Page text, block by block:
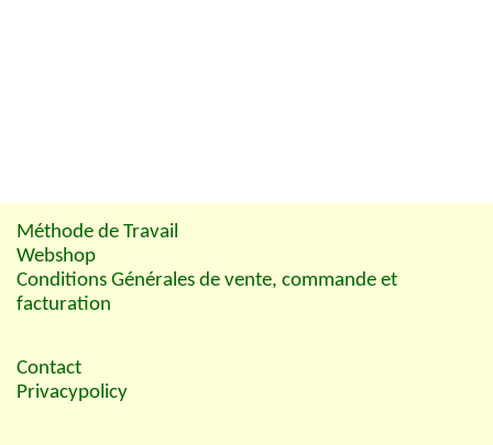
Méthode de Travail
Webshop
Conditions Générales de vente, commande et
facturation
Contact
Privacypolicy